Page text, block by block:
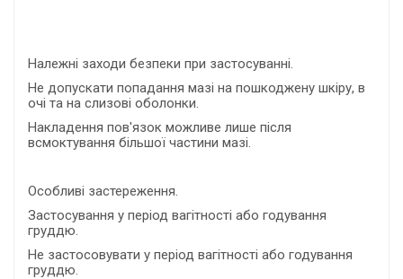
Належні заходи безпеки при застосуванні.
Не допускати попадання мазі на пошкоджену шкіру, в
очі та на слизові оболонки.
Накладення пов'язок можливе лише після
всмоктування більшої частини мазі.
Особливі застереження.
Застосування у період вагітності або годування
груддю.
Не застосовувати у період вагітності або годування
груддю.